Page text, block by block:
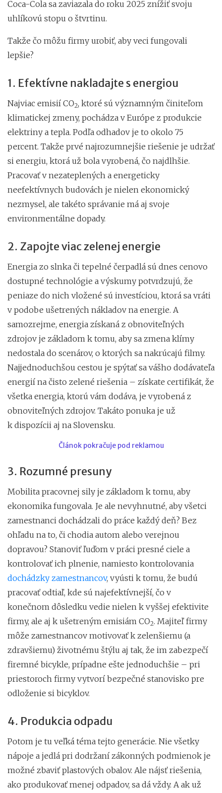
Coca-Cola sa zaviazala do roku 2025 znížiť svoju
uhlíkovú stopu o štvrtinu.
Takže čo môžu firmy urobiť, aby veci fungovali
lepšie?
1. Efektívne nakladajte s energiou
Najviac emisií CO2, ktoré sú významným činiteľom
klimatickej zmeny, pochádza v Európe z produkcie
elektriny a tepla. Podľa odhadov je to okolo 75
percent. Takže prvé najrozumnejšie riešenie je udržať
si energiu, ktorá už bola vyrobená, čo najdlhšie.
Pracovať v nezateplených a energeticky
neefektívnych budovách je nielen ekonomický
nezmysel, ale takéto správanie má aj svoje
environmentálne dopady.
2. Zapojte viac zelenej energie
Energia zo slnka či tepelné čerpadlá sú dnes cenovo
dostupné technológie a výskumy potvrdzujú, že
peniaze do nich vložené sú investíciou, ktorá sa vráti
v podobe ušetrených nákladov na energie. A
samozrejme, energia získaná z obnoviteľných
zdrojov je základom k tomu, aby sa zmena klímy
nedostala do scenárov, o ktorých sa nakrúcajú filmy.
Najjednoduchšou cestou je spýtať sa vášho dodávateľa
energií na čisto zelené riešenia – získate certifikát, že
všetka energia, ktorú vám dodáva, je vyrobená z
obnoviteľných zdrojov. Takáto ponuka je už
k dispozícii aj na Slovensku.
Článok pokračuje pod reklamou
3. Rozumné presuny
Mobilita pracovnej sily je základom k tomu, aby
ekonomika fungovala. Je ale nevyhnutné, aby všetci
zamestnanci dochádzali do práce každý deň? Bez
ohľadu na to, či chodia autom alebo verejnou
dopravou? Stanoviť ľuďom v práci presné ciele a
kontrolovať ich plnenie, namiesto kontrolovania
dochádzky zamestnancov, vyústi k tomu, že budú
pracovať odtiaľ, kde sú najefektívnejší, čo v
konečnom dôsledku vedie nielen k vyššej efektivite
firmy, ale aj k ušetreným emisiám CO2. Majiteľ firmy
môže zamestnancov motivovať k zelenšiemu (a
zdravšiemu) životnému štýlu aj tak, že im zabezpečí
firemné bicykle, prípadne ešte jednoduchšie – pri
priestoroch firmy vytvorí bezpečné stanovisko pre
odloženie si bicyklov.
4. Produkcia odpadu
Potom je tu veľká téma tejto generácie. Nie všetky
nápoje a jedlá pri dodržaní zákonných podmienok je
možné zbaviť plastových obalov. Ale nájsť riešenia,
ako produkovať menej odpadov, sa dá vždy. A ak už